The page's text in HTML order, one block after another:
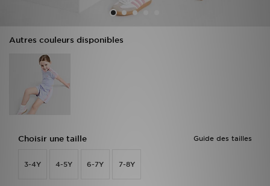
Autres couleurs disponibles
Guide des tailles
Choisir une taille
3-4Y 4-5Y 6-7Y 7-8Y